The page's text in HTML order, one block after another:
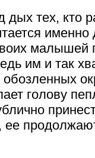
дых тех, кто
малышей
им и так
голову